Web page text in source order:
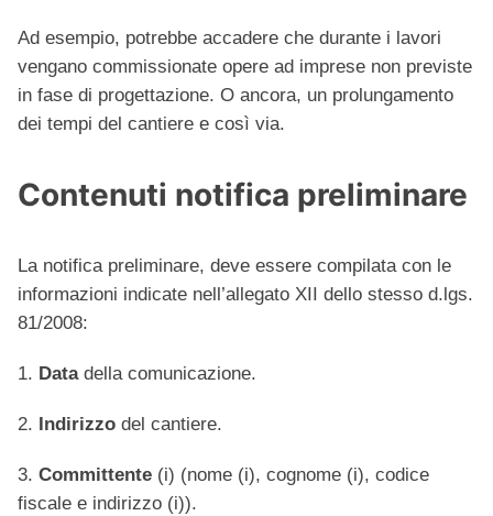
Ad esempio, potrebbe accadere che durante i lavori
vengano commissionate opere ad imprese non previste
in fase di progettazione. O ancora, un prolungamento
dei tempi del cantiere e così via.
Contenuti notifica preliminare
La notifica preliminare, deve essere compilata con le
informazioni indicate nell’allegato XII dello stesso d.lgs.
81/2008:
1. Datadella comunicazione.
2. Indirizzo del cantiere.
3. Committente (i) (nome (i), cognome (i), codice
fiscale e indirizzo (i)).